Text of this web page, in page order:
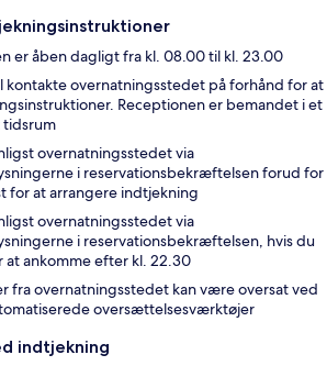
er åben dagligt fra kl. 08.00 til kl. 23.00
kontakte overnatningsstedet på forhånd for at
Receptionen er bemandet i et
overnatningsstedet via
i reservationsbekræftelsen forud for
for at arrangere indtjekning
overnatningsstedet via
i reservationsbekræftelsen, hvis du
ankomme efter kl. 22.30
fra overnatningsstedet kan være oversat ved
oversættelsesværktøjer
indtjekning